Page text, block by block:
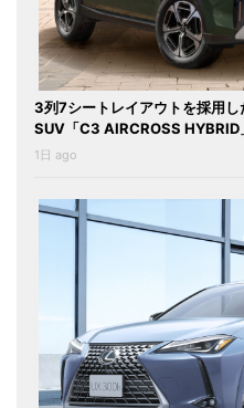
3列7シートレイアウトを採用
SUV「C3 AIRCROSS HYBRID
1日 ago